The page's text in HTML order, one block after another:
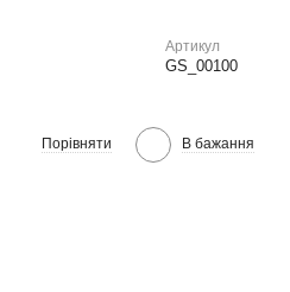
Артикул
GS_00100
Порівняти В бажання